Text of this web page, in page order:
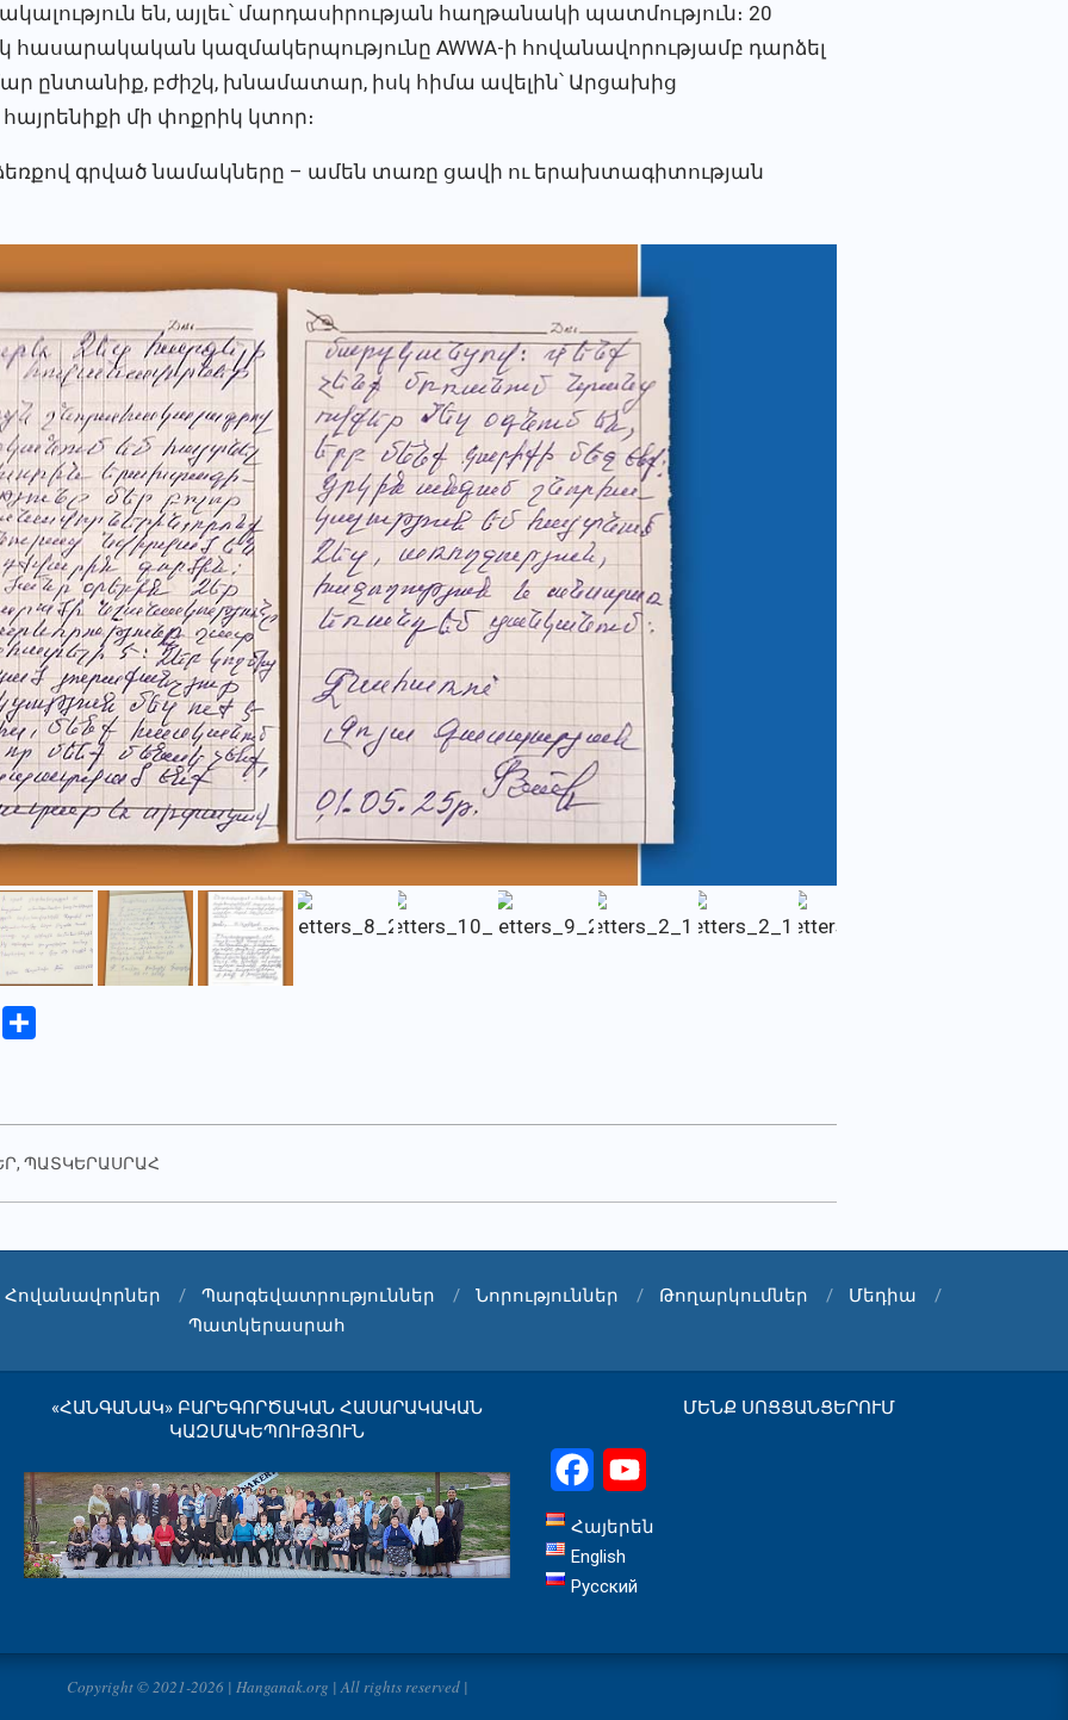
են, այլեւ՝ մարդասիրության հաղթանակի պատմություն։ 20
կազմակերպությունը AWWA-ի հովանավորությամբ դարձել
ընտանիք, բժիշկ, խնամատար, իսկ հիմա ավելին՝ Արցախից
մի փոքրիկ կտոր։
գրված նամակները – ամեն տառը ցավի ու երախտագիտության
Copy
,ՊԱՏԿԵՐԱՍՐԱՀ
Հովանավորներ Պարգեվատրություններ Նորություններ Թողարկումներ
Մեդիա
Պատկերասրահ
«ՀԱՆԳԱՆԱԿ» ԲԱՐԵԳՈՐԾԱԿԱՆ ՀԱՍԱՐԱԿԱԿԱՆ
ԿԱԶՄԱԿԵՊՈՒԹՅՈՒՆ
ՄԵՆՔ ՍՈՑՑԱՆՑԵՐՈՒՄ
Facebook
Հայերեն
English
Русский
Copyright © 2021-2026 | Hanganak.org | All rights reserved |